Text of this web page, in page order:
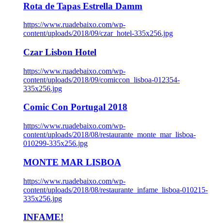
Rota de Tapas Estrella Damm
https://www.ruadebaixo.com/wp-
content/uploads/2018/09/czar_hotel-335x256.jpg
Czar Lisbon Hotel
https://www.ruadebaixo.com/wp-
content/uploads/2018/09/comiccon_lisboa-012354-
335x256.jpg
Comic Con Portugal 2018
https://www.ruadebaixo.com/wp-
content/uploads/2018/08/restaurante_monte_mar_lisboa-
010299-335x256.jpg
MONTE MAR LISBOA
https://www.ruadebaixo.com/wp-
content/uploads/2018/08/restaurante_infame_lisboa-010215-
335x256.jpg
INFAME!